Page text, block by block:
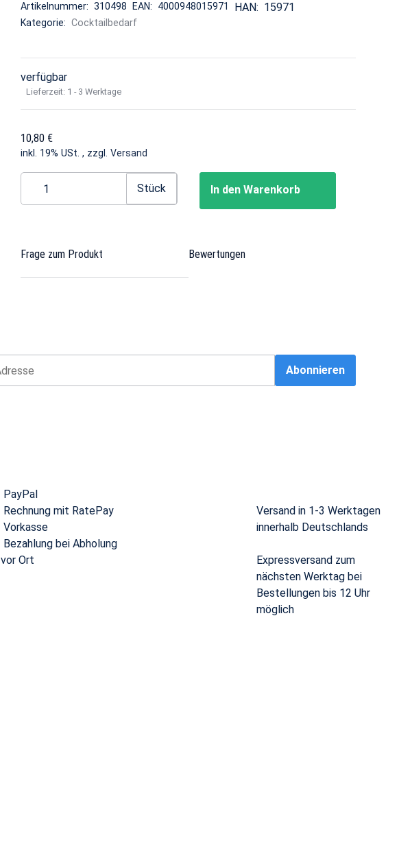
Artikelnummer:310498 EAN: 4000948015971 HAN: 15971
Kategorie:Cocktailbedarf
verfügbar
Lieferzeit: 1 - 3 Werktage
10,80 €
inkl. 19% USt. , zzgl.Versand
Stück In den Warenkorb
Frage zum Produkt Bewertungen
Abonnieren
PayPal
Rechnung mit RatePay
Vorkasse
Bezahlung bei Abholung
vor Ort
Versand in 1-3 Werktagen
innerhalb Deutschlands
Expressversand zum
nächsten Werktag bei
Bestellungen bis 12 Uhr
möglich